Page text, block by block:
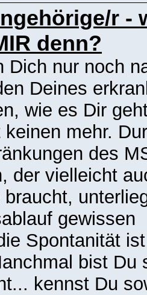
r -
denn?
Dich nur noch
Deines
wie es Dir
mehr.
des
der vielleicht
braucht,
gewissen
Spontanität ist
bist Du
kennst Du